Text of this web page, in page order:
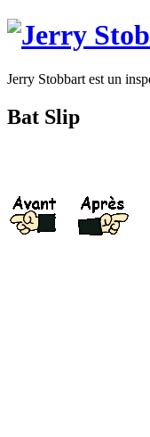
Jerry Stobbart est un
Bat Slip